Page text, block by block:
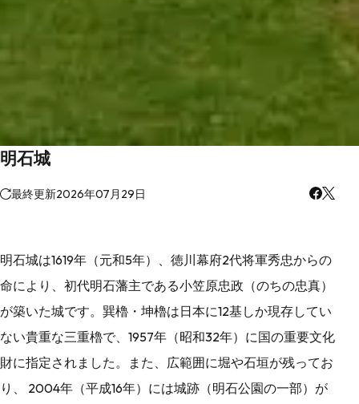
明石城
最終更新2026年07月29日
明石城は1619年（元和5年）、徳川幕府2代将軍秀忠からの
命により、初代明石藩主である小笠原忠政（のちの忠真）
が築いた城です。巽櫓・坤櫓は日本に12基しか現存してい
ない貴重な三重櫓で、1957年（昭和32年）に国の重要文化
財に指定されました。また、広範囲に堀や石垣が残ってお
り、 2004年（平成16年）には城跡（明石公園の一部）が